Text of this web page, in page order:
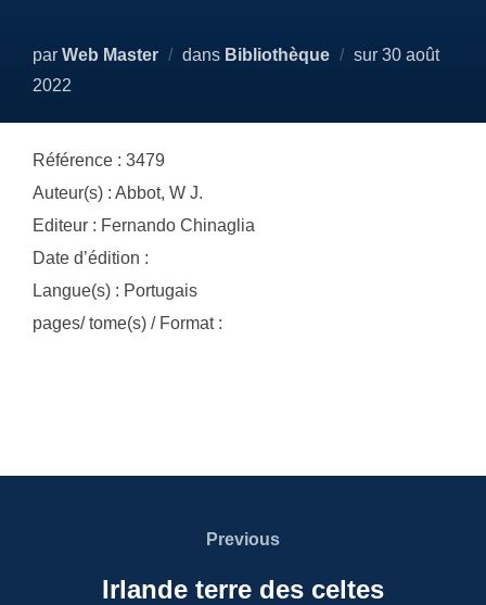
par Web Master dans Bibliothèque sur Publié
30 août
2022
Référence : 3479
Auteur(s) : Abbot, W J.
Editeur : Fernando Chinaglia
Date d’édition :
Langue(s) : Portugais
pages/ tome(s) / Format :
Previous
Previous
Irlande terre des celtes